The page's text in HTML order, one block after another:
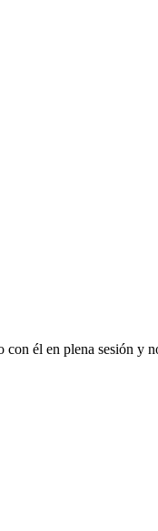
con él en plena sesión y